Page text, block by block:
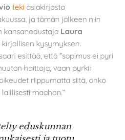
teki asiakirjasta
ja tämän jälkeen niin
kansanedustaja Laura
kirjallisen kysymyksen.
esittää, että ”sopimus ei pyri
haittoja, vaan pyrkii
riippumatta siitä, onko
maahan.”
eduskunnan